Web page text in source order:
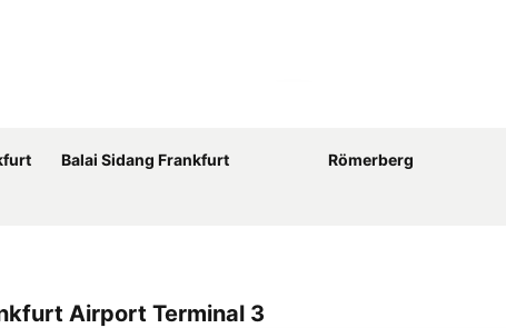
Balai Sidang Frankfurt
Römerberg
Airport Terminal 3